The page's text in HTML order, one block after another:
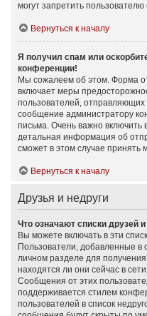
могут запретить
Вернуться к началу
Я получил спам или
конференции!
Мы сожалеем об этом. Форма
включает меры
пользователей,
сообщение администратору
письма. Очень важно включить
детальная информация об
сможет в этом случае принять
Вернуться к началу
Друзья и недруги
Что означают списки друзей
Вы можете включать в эти
Пользователи, добавленные в
личном разделе для
находятся ли они сейчас в
Сообщения от этих
поддерживается стилем
пользователей в список